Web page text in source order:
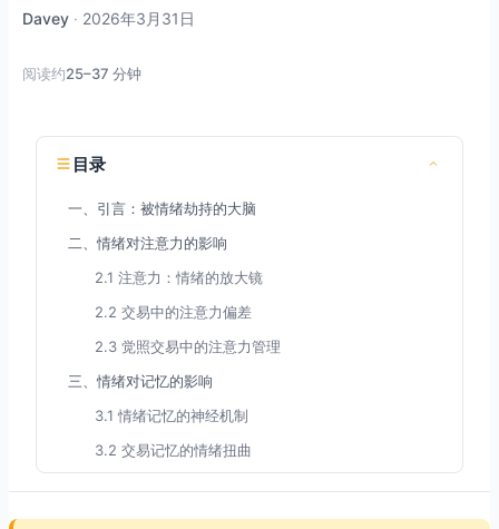
Davey · 2026年3月31日
阅读约25–37 分钟
目录
一、引言：被情绪劫持的大脑
二、情绪对注意力的影响
2.1 注意力：情绪的放大镜
2.2 交易中的注意力偏差
2.3 觉照交易中的注意力管理
三、情绪对记忆的影响
3.1 情绪记忆的神经机制
3.2 交易记忆的情绪扭曲
四、情绪对决策质量的影响